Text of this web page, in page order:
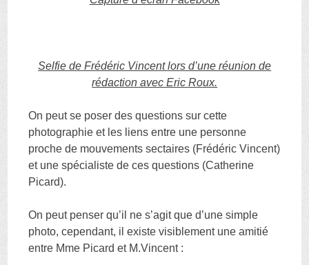
Selfie de Frédéric Vincent lors d’une réunion de
rédaction avec Eric Roux.
On peut se poser des questions sur cette
photographie et les liens entre une personne
proche de mouvements sectaires (Frédéric Vincent)
et une spécialiste de ces questions (Catherine
Picard).
On peut penser qu’il ne s’agit que d’une simple
photo, cependant, il existe visiblement une amitié
entre Mme Picard et M.Vincent :